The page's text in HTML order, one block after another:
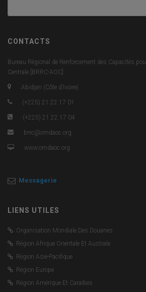
CONTACTS
Bureau Régional de Renforcement des Capacités
Centrale [BRRC-AOC]
Abidjan (Côte d’Ivoire)
(+225) 21 22 17 01
(+225) 21 22 17 04
brrc@omdaoc.org
www.omdaoc.org
Messagerie
LIENS UTILES
Organisation Mondiale Des Douanes
Région Afrique Orientale Et Australe
Région Asie-Pacifique
Région Europe
Région Amérique Et Caraïbes